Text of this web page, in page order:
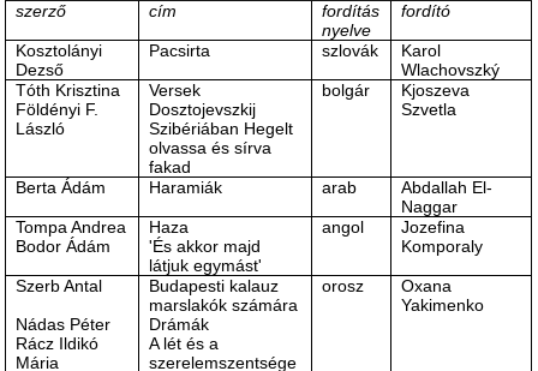
szerző cím
fordítás
nyelve
fordító
Kosztolányi
Dezső
Pacsirta szlovák
Karol
Wlachovszký
Tóth Krisztina
Földényi F.
László
Versek
Dosztojevszkij
Szibériában Hegelt
olvassa és sírva
fakad
bolgár
Kjoszeva
Szvetla
Berta Ádám Haramiák arab
Abdallah El-
Naggar
Tompa Andrea
Bodor Ádám
Haza
'És akkor majd
látjuk egymást'
angol
Jozefina
Komporaly
Szerb Antal
Nádas Péter
Rácz Ildikó
Mária
Budapesti kalauz
marslakók számára
Drámák
A lét és a
szerelemszentsége
orosz
Oxana
Yakimenko